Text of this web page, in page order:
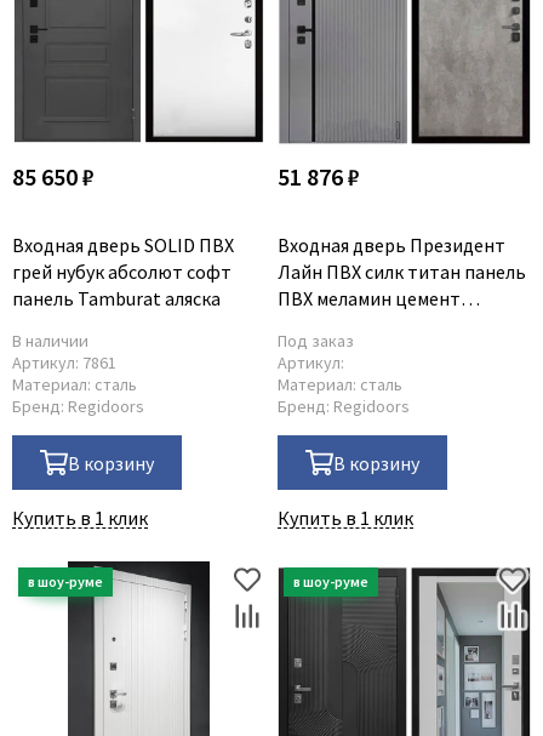
85 650 ₽
Входная дверь SOLID ПВХ
грей нубук абсолют софт
панель Tamburat аляска
В наличии
Артикул: 7861
Материал: сталь
Бренд: Regidoors
В корзину
Купить в 1 клик
51 876 ₽
Входная дверь Президент
Лайн ПВХ силк титан панель
ПВХ меламин цемент
Под заказ
Артикул:
Материал: сталь
Бренд: Regidoors
В корзину
Купить в 1 клик